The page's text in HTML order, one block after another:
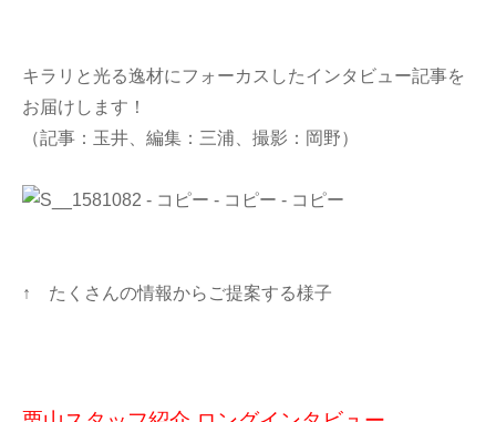
キラリと光る逸材にフォーカスしたインタビュー記事を
お届けします！
（記事：玉井、編集：三浦、撮影：岡野）
↑ たくさんの情報からご提案する様子